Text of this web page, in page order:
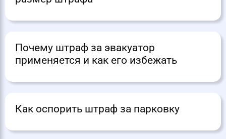
Почему штраф за эвакуатор
применяется и как его избежать
Как оспорить штраф за парковку